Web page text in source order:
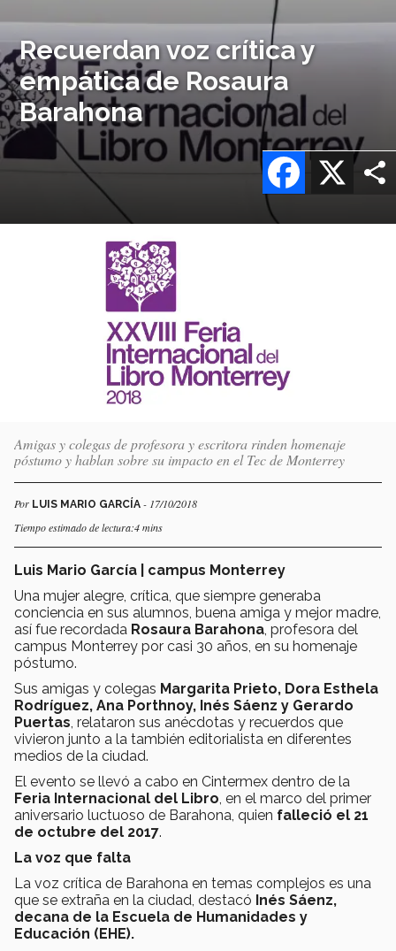
Recuerdan voz crítica y
empática de Rosaura
Barahona
X
Facebook
Amigas y colegas de profesora y escritora rinden homenaje
póstumo y hablan sobre su impacto en el Tec de Monterrey
Por LUIS MARIO GARCÍA - 17/10/2018
Tiempo estimado de lectura:4 mins
Luis Mario García | campus Monterrey
Una mujer alegre, crítica, que siempre generaba
conciencia en sus alumnos, buena amiga y mejor madre,
así fue recordada Rosaura Barahona , profesora del
campus Monterrey por casi 30 años, en su homenaje
póstumo.
Sus amigas y colegas Margarita Prieto, Dora Esthela
Rodríguez, Ana Porthnoy, Inés Sáenz y Gerardo
Puertas , relataron sus anécdotas y recuerdos que
vivieron junto a la también editorialista en diferentes
medios de la ciudad.
El evento se llevó a cabo en Cintermex dentro de la
Feria Internacional del Libro , en el marco del primer
aniversario luctuoso de Barahona, quien falleció el 21
de octubre del 2017.
La voz que falta
La voz crítica de Barahona en temas complejos es una
que se extraña en la ciudad, destacó Inés Sáenz,
decana de la Escuela de Humanidades y
Educación (EHE).